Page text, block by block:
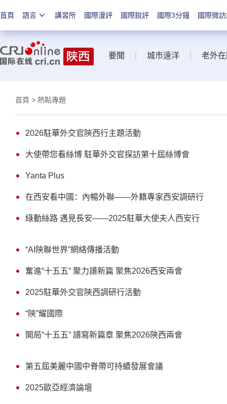
首頁 語言 講習所 國際漫評 國際銳評 國際3分鐘 國際微
要聞 城市遠洋 老外
首頁 > 熱點專題
2026駐華外交官陝西行主題活動
大使帶您看絲博 駐華外交官探訪第十屆絲博會
Yanta Plus
在西安看中國：內暢外聯——外籍專家西安調研行
綠動絲路 遇見長安——2025駐華大使夫人西安行
“AI陝聯世界”網絡傳播活動
奮進“十五五” 聚力譜新篇 聚焦2026西安兩會
2025駐華外交官陝西調研行活動
“陝”耀國際
開局“十五五” 譜寫新篇章 聚焦2026陝西兩會
第五屆美麗中國中脊帶可持續發展會議
2025歐亞經濟論壇